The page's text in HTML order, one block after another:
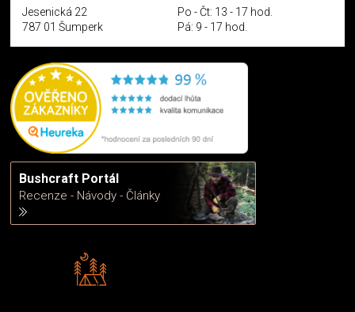
Jesenická 22
787 01 Šumperk
Po - Čt: 13 - 17 hod.
Pá: 9 - 17 hod.
Bushcraft Portál
Recenze - Návody - Články